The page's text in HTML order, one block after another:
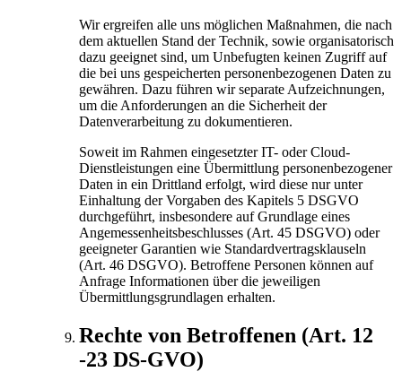
Wir ergreifen alle uns möglichen Maßnahmen, die nach
dem aktuellen Stand der Technik, sowie organisatorisch
dazu geeignet sind, um Unbefugten keinen Zugriff auf
die bei uns gespeicherten personenbezogenen Daten zu
gewähren. Dazu führen wir separate Aufzeichnungen,
um die Anforderungen an die Sicherheit der
Datenverarbeitung zu dokumentieren.
Soweit im Rahmen eingesetzter IT- oder Cloud-
Dienstleistungen eine Übermittlung personenbezogener
Daten in ein Drittland erfolgt, wird diese nur unter
Einhaltung der Vorgaben des Kapitels 5 DSGVO
durchgeführt, insbesondere auf Grundlage eines
Angemessenheitsbeschlusses (Art. 45 DSGVO) oder
geeigneter Garantien wie Standardvertragsklauseln
(Art. 46 DSGVO). Betroffene Personen können auf
Anfrage Informationen über die jeweiligen
Übermittlungsgrundlagen erhalten.
Rechte von Betroffenen (Art. 12
-23 DS-GVO)